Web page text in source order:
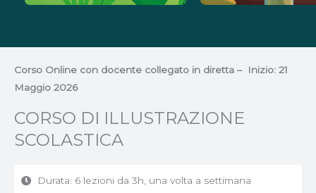
Corso Online con docente collegato in diretta – Inizio: 21
Maggio 2026
CORSO DI ILLUSTRAZIONE
SCOLASTICA
Durata: 6 lezioni da 3h, una volta a settimana